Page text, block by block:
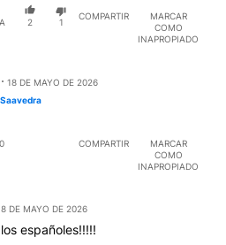
2 1
COMPARTIR
MARCAR
COMO
INAPROPIADO
18 DE MAYO DE 2026
0 COMPARTIR
MARCAR
COMO
INAPROPIADO
DE MAYO DE 2026
españoles!!!!!